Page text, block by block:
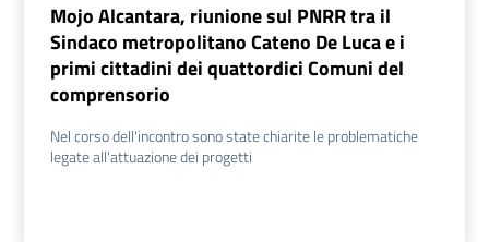
Mojo Alcantara, riunione sul PNRR tra il
Sindaco metropolitano Cateno De Luca e i
primi cittadini dei quattordici Comuni del
comprensorio
Nel corso dell'incontro sono state chiarite le problematiche
legate all'attuazione dei progetti